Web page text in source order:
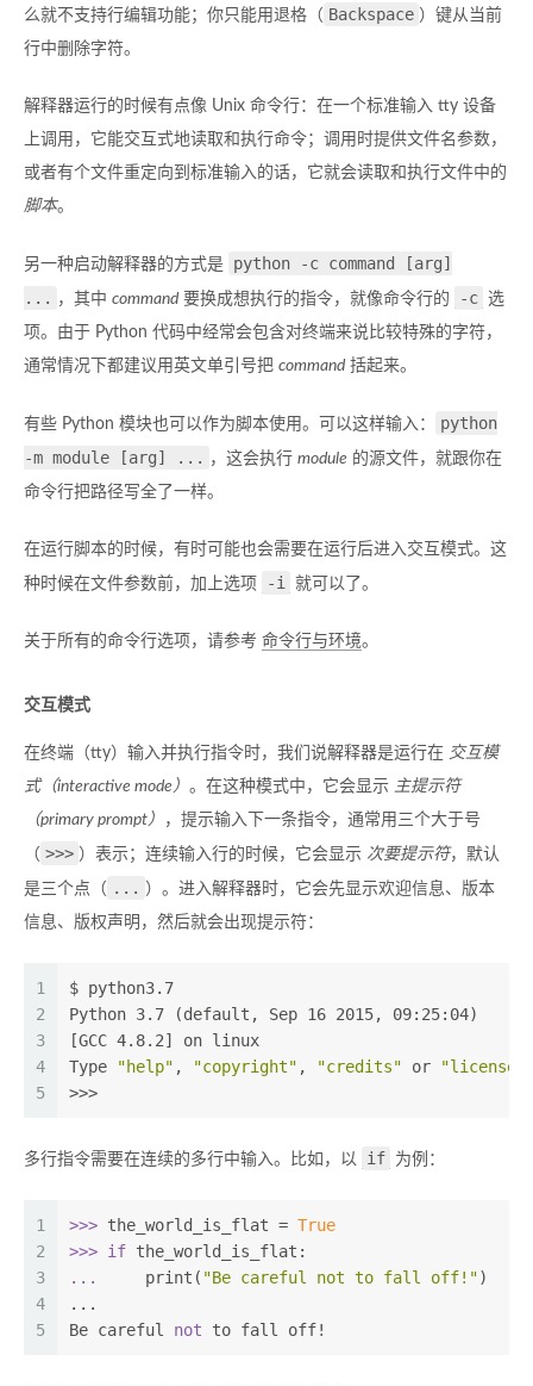
么就不支持行编辑功能；你只能用退格（ Backspace ）键从当前
行中删除字符。
解释器运行的时候有点像 Unix 命令行：在一个标准输入 tty 设备
上调用，它能交互式地读取和执行命令；调用时提供文件名参数，
或者有个文件重定向到标准输入的话，它就会读取和执行文件中的
脚本。
另一种启动解释器的方式是
python -c command [arg]
...
，其中 command 要换成想执行的指令，就像命令行的 -c 选
项。由于 Python 代码中经常会包含对终端来说比较特殊的字符，
通常情况下都建议用英文单引号把 command 括起来。
有些 Python 模块也可以作为脚本使用。可以这样输入：
python
-m module [arg] ...
，这会执行 module 的源文件，就跟你在
命令行把路径写全了一样。
在运行脚本的时候，有时可能也会需要在运行后进入交互模式。这
种时候在文件参数前，加上选项 -i 就可以了。
关于所有的命令行选项，请参考 命令行与环境。
交互模式
在终端（tty）输入并执行指令时，我们说解释器是运行在 交互模
式（interactive mode） 。在这种模式中，它会显示 主提示符
（primary prompt）
，提示输入下一条指令，通常用三个大于号
（ >>> ）表示；连续输入行的时候，它会显示 次要提示符，默认
是三个点（ ...
）。进入解释器时，它会先显示欢迎信息、版本
信息、版权声明，然后就会出现提示符：
1
2
3
4
5
$ python3.7
Python 3.7 (default, Sep 16 2015, 09:25:04)
[GCC 4.8.2] on linux
Type
"help" , "copyright" , "credits" or
"license"
>>>
多行指令需要在连续的多行中输入。比如，以 if 为例：
1
2
3
4
5
>>> the_world_is_flat = True
>>> if the_world_is_flat:
...
    print(
"Be careful not to fall off!")
...
Be careful not to fall off!